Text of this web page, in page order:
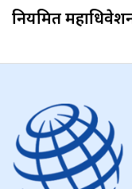
नियमित